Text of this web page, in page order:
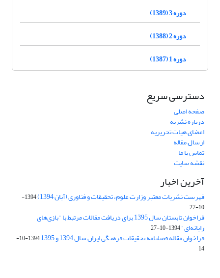
دوره 3 (1389)
دوره 2 (1388)
دوره 1 (1387)
دسترسی سریع
صفحه اصلی
درباره نشریه
اعضای هیات تحریریه
ارسال مقاله
تماس با ما
نقشه سایت
آخرین اخبار
فهرست نشریات معتبر وزارت علوم، تحقیقات و فناوری (آبان 1394)
1394-
10-27
فراخوان تابستان سال 1395 برای دریافت مقالات مرتبط با "بازی‌های
رایانه‌ای"1394-10-27
فراخوان مقاله فصلنامه تحقیقات فرهنگی ایران سال 1394 و 1395
1394-10-
14